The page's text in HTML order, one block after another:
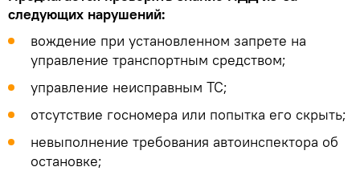
следующих нарушений:
вождение при установленном запрете на
управление транспортным средством;
управление неисправным ТС;
отсутствие госномера или попытка его скрыть;
невыполнение требования автоинспектора об
остановке;